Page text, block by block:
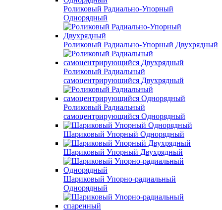
Роликовый Радиально-Упорный
Однорядный
Роликовый Радиально-Упорный Двухрядный
Роликовый Радиальный
самоцентрирующийся Двухрядный
Роликовый Радиальный
самоцентрирующийся Однорядный
Шариковый Упорный Однорядный
Шариковый Упорный Двухрядный
Шариковый Упорно-радиальный
Однорядный